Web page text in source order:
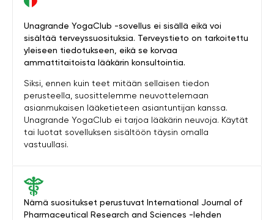
Nämä suositukset perustuvat International Journal of
Pharmaceutical Research and Sciences -lehden
Unagrande YogaClub -sovellus ei sisällä eikä voi
sisältää terveyssuosituksia. Terveystieto on tarkoitettu
yleiseen tiedotukseen, eikä se korvaa
ammattitaitoista lääkärin konsultointia.
Siksi, ennen kuin teet mitään sellaisen tiedon
perusteella, suosittelemme neuvottelemaan
asianmukaisen lääketieteen asiantuntijan kanssa.
Unagrande YogaClub ei tarjoa lääkärin neuvoja. Käytät
tai luotat sovelluksen sisältöön täysin omalla
vastuullasi.